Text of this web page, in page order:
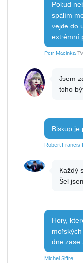
Pokud
spálím
vejde do
extrémní
Petr Macinka
Jsem
toho
Biskup je
Robert Francis
Každý
Šel
Hory,
dne zase
Michel Siffre